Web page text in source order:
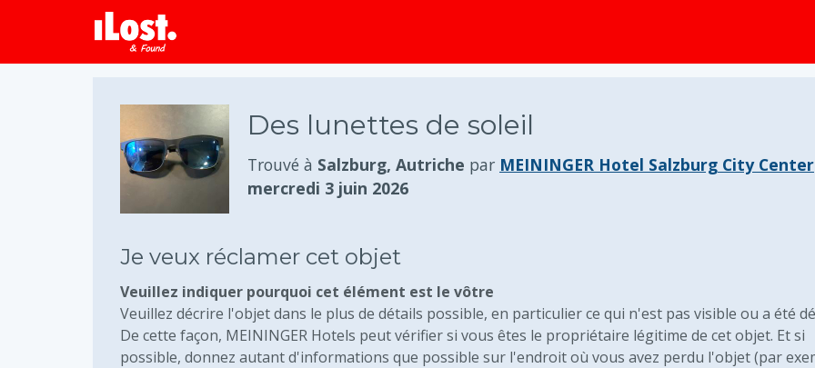
Des lunettes de soleil
Trouvé à Salzburg, Autriche par MEININGER Hotel Salzburg City Center
mercredi 3 juin 2026
Je veux réclamer cet objet
Veuillez indiquer pourquoi cet élément est le vôtre
Veuillez décrire l'objet dans le plus de détails possible, en particulier ce qui n'est pas visible ou a été
De cette façon, MEININGER Hotels peut vérifier si vous êtes le propriétaire légitime de cet objet. Et si
possible, donnez autant d'informations que possible sur l'endroit où vous avez perdu l'objet (par